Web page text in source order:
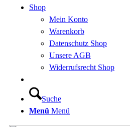
Shop
Mein Konto
Warenkorb
Datenschutz Shop
Unsere AGB
Widerrufsrecht Shop
Suche
Menü Menü